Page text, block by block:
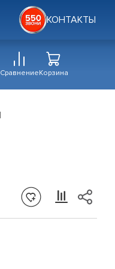
КОНТАКТЫ
СравнениеКорзина